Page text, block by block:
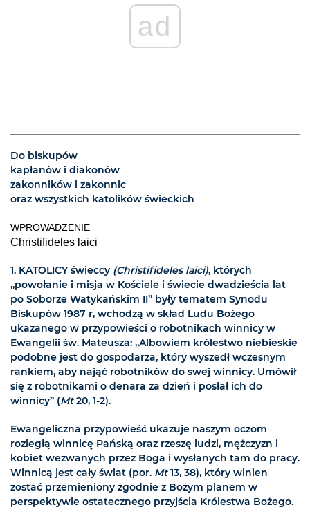
ad
Do biskupów
kapłanów i diakonów
zakonników i zakonnic
oraz wszystkich katolików świeckich
WPROWADZENIE
Christifideles laici
1. KATOLICY świeccy (Christifideles laici), których
„powołanie i misja w Kościele i świecie dwadzieścia lat
po Soborze Watykańskim II” były tematem Synodu
Biskupów 1987 r, wchodzą w skład Ludu Bożego
ukazanego w przypowieści o robotnikach winnicy w
Ewangelii św. Mateusza: „Albowiem królestwo niebieskie
podobne jest do gospodarza, który wyszedł wczesnym
rankiem, aby nająć robotników do swej winnicy. Umówił
się z robotnikami o denara za dzień i posłał ich do
winnicy” (Mt20, 1-2).
Ewangeliczna przypowieść ukazuje naszym oczom
rozległą winnicę Pańską oraz rzeszę ludzi, mężczyzn i
kobiet wezwanych przez Boga i wysłanych tam do pracy.
Winnicą jest cały świat (por. Mt13, 38), który winien
zostać przemieniony zgodnie z Bożym planem w
perspektywie ostatecznego przyjścia Królestwa Bożego.